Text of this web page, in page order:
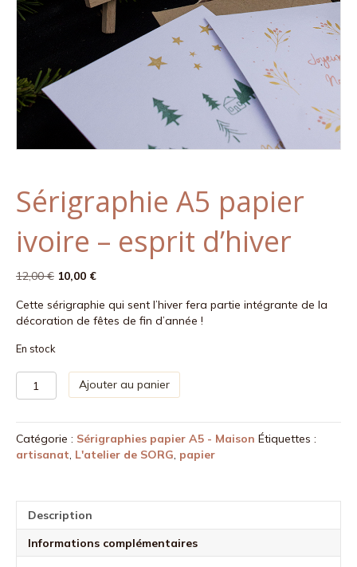
Sérigraphie A5 papier
ivoire – esprit d’hiver
12,00€ Le
initial
était :
10,00 €Le
actuel
est :
Cette sérigraphie qui sent l’hiver fera partie intégrante de la
décoration de fêtes de fin d’année !
En stock
quantité
de
A5
papier
ivoire
d'hiver
Ajouter au panier
Catégorie : Sérigraphies papier A5 - Maison Étiquettes :
artisanat, L'atelier de SORG, papier
Description
Informations complémentaires